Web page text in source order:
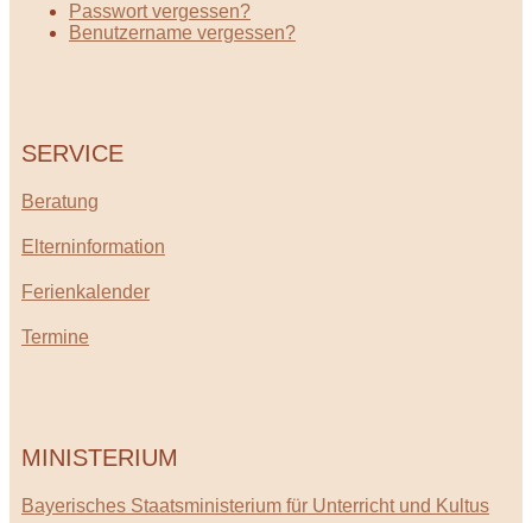
Passwort vergessen?
Benutzername vergessen?
SERVICE
Beratung
Elterninformation
Ferienkalender
Termine
MINISTERIUM
Bayerisches Staatsministerium für Unterricht und Kultus